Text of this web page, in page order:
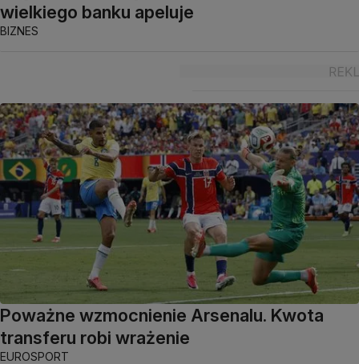
wielkiego banku apeluje
BIZNES
Poważne wzmocnienie Arsenalu. Kwota
transferu robi wrażenie
EUROSPORT